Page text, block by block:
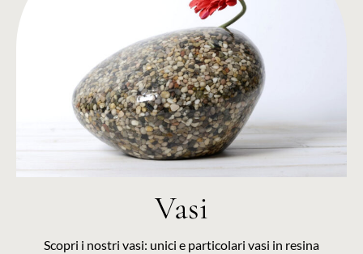
Vasi
Scopri i nostri vasi: unici e particolari vasi in resina